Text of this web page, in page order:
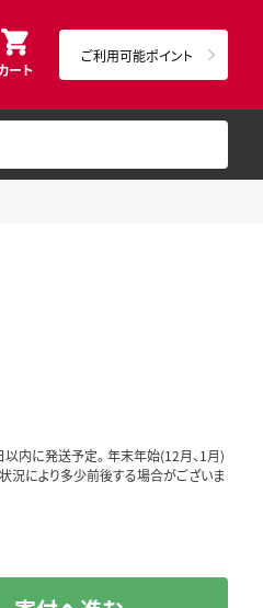
ート
ご利用可能ポイント
内に発送予定。 年末年始(12月、1月)
により多少前後する場合がございま